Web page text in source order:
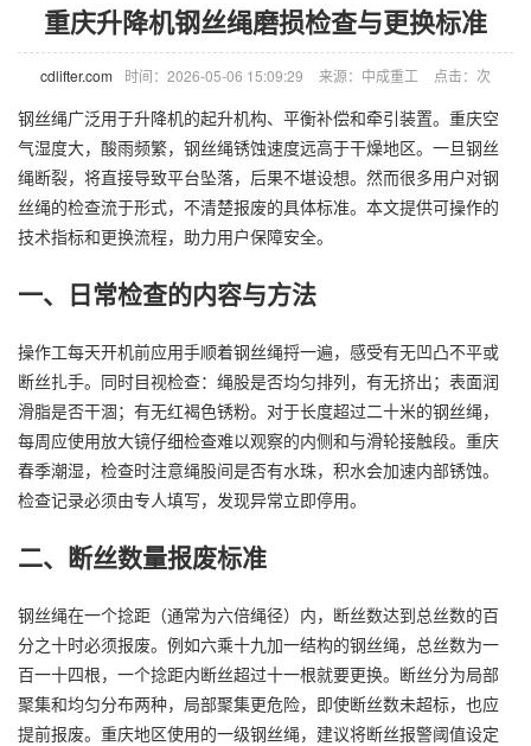
重庆升降机钢丝绳磨损检查与更换标准
cdlifter.com 时间：2026-05-06 15:09:29 来源：中成重工 点击： 次
钢丝绳广泛用于升降机的起升机构、平衡补偿和牵引装置。重庆空
气湿度大，酸雨频繁，钢丝绳锈蚀速度远高于干燥地区。一旦钢丝
绳断裂，将直接导致平台坠落，后果不堪设想。然而很多用户对钢
丝绳的检查流于形式，不清楚报废的具体标准。本文提供可操作的
技术指标和更换流程，助力用户保障安全。
一、日常检查的内容与方法
操作工每天开机前应用手顺着钢丝绳捋一遍，感受有无凹凸不平或
断丝扎手。同时目视检查：绳股是否均匀排列，有无挤出；表面润
滑脂是否干涸；有无红褐色锈粉。对于长度超过二十米的钢丝绳，
每周应使用放大镜仔细检查难以观察的内侧和与滑轮接触段。重庆
春季潮湿，检查时注意绳股间是否有水珠，积水会加速内部锈蚀。
检查记录必须由专人填写，发现异常立即停用。
二、断丝数量报废标准
钢丝绳在一个捻距（通常为六倍绳径）内，断丝数达到总丝数的百
分之十时必须报废。例如六乘十九加一结构的钢丝绳，总丝数为一
百一十四根，一个捻距内断丝超过十一根就要更换。断丝分为局部
聚集和均匀分布两种，局部聚集更危险，即使断丝数未超标，也应
提前报废。重庆地区使用的一级钢丝绳，建议将断丝报警阈值设定